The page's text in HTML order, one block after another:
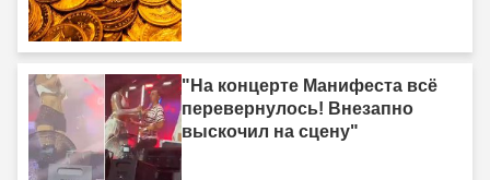
"На концерте Манифеста всё
перевернулось! Внезапно
выскочил на сцену"